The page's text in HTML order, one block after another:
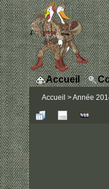
Accueil
Accueil >Année